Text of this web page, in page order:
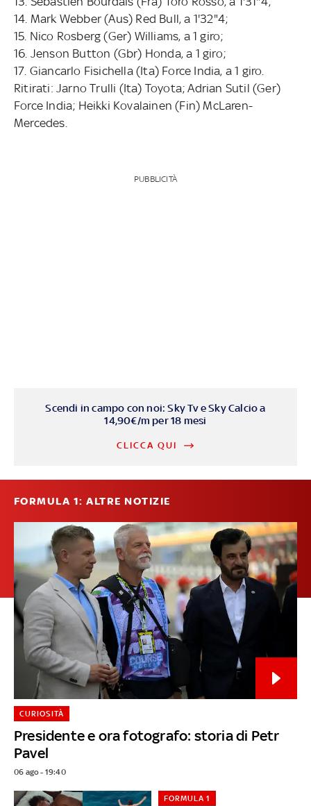
14. Mark Webber (Aus) Red Bull, a 1'32"4;
15. Nico Rosberg (Ger) Williams, a 1 giro;
16. Jenson Button (Gbr) Honda, a 1 giro;
17. Giancarlo Fisichella (Ita) Force India, a 1 giro.
Ritirati: Jarno Trulli (Ita) Toyota; Adrian Sutil (Ger)
Force India; Heikki Kovalainen (Fin) McLaren-
Mercedes.
PUBBLICITÀ
Scendi in campo con noi: Sky Tv e Sky Calcio a
14,90€/m per 18 mesi
CLICCA QUI
FORMULA 1: ALTRE NOTIZIE
Presidente e ora fotografo: storia di Petr
Pavel
CURIOSITÀ
06 ago - 19:40
FORMULA 1